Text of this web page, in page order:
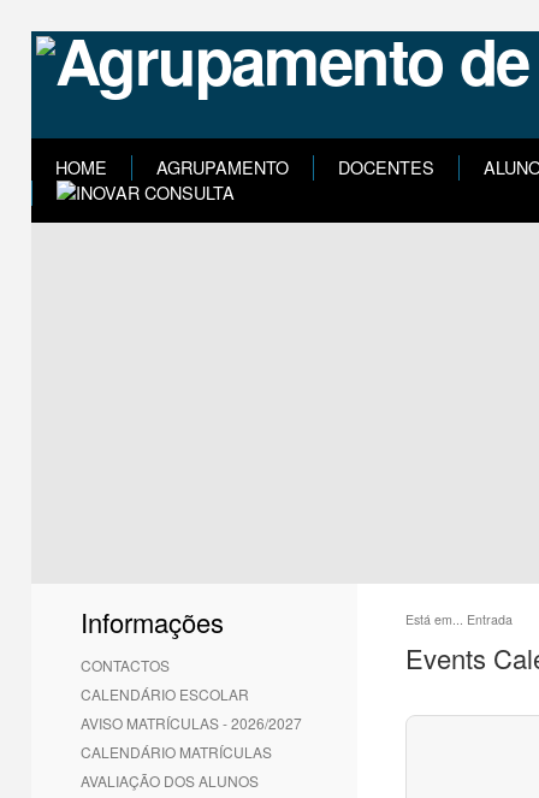
HOME AGRUPAMENTO DOCENTES
Informações
CONTACTOS
CALENDÁRIO ESCOLAR
AVISO MATRÍCULAS - 2026/2027
CALENDÁRIO MATRÍCULAS
AVALIAÇÃO DOS ALUNOS
Está em... Entrada
Events